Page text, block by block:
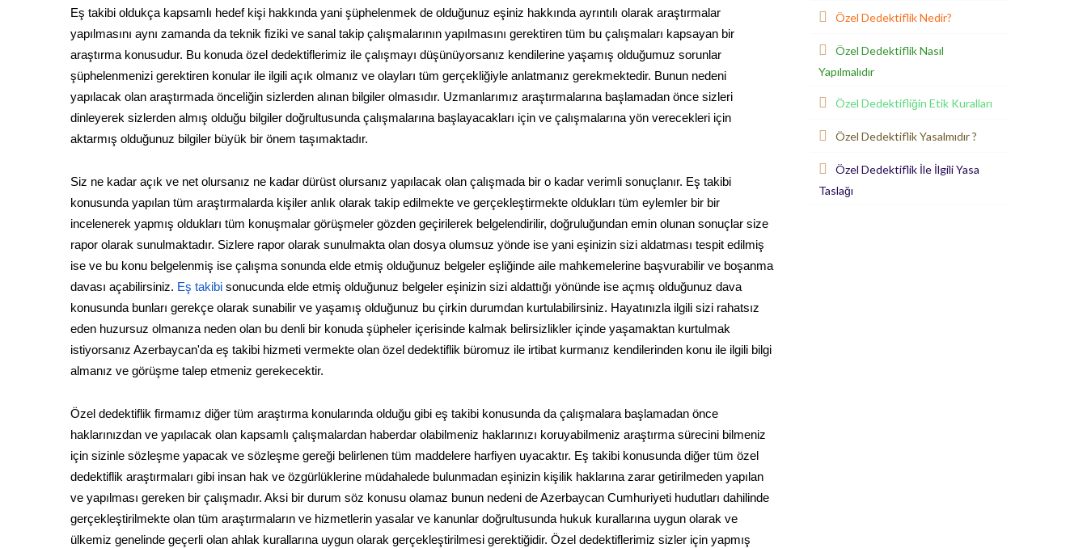
Eş takibi oldukça kapsamlı hedef kişi hakkında yani şüphelenmek de olduğunuz eşiniz hakkında ayrıntılı olarak araştırmalar
yapılmasını aynı zamanda da teknik fiziki ve sanal takip çalışmalarının yapılmasını gerektiren tüm bu çalışmaları kapsayan bir
araştırma konusudur. Bu konuda özel dedektiflerimiz ile çalışmayı düşünüyorsanız kendilerine yaşamış olduğumuz sorunlar
şüphelenmenizi gerektiren konular ile ilgili açık olmanız ve olayları tüm gerçekliğiyle anlatmanız gerekmektedir. Bunun nedeni
yapılacak olan araştırmada önceliğin sizlerden alınan bilgiler olmasıdır. Uzmanlarımız araştırmalarına başlamadan önce sizleri
dinleyerek sizlerden almış olduğu bilgiler doğrultusunda çalışmalarına başlayacakları için ve çalışmalarına yön verecekleri için
aktarmış olduğunuz bilgiler büyük bir önem taşımaktadır.
Siz ne kadar açık ve net olursanız ne kadar dürüst olursanız yapılacak olan çalışmada bir o kadar verimli sonuçlanır. Eş takibi
konusunda yapılan tüm araştırmalarda kişiler anlık olarak takip edilmekte ve gerçekleştirmekte oldukları tüm eylemler bir bir
incelenerek yapmış oldukları tüm konuşmalar görüşmeler gözden geçirilerek belgelendirilir, doğruluğundan emin olunan sonuçlar size
rapor olarak sunulmaktadır. Sizlere rapor olarak sunulmakta olan dosya olumsuz yönde ise yani eşinizin sizi aldatması tespit edilmiş
ise ve bu konu belgelenmiş ise çalışma sonunda elde etmiş olduğunuz belgeler eşliğinde aile mahkemelerine başvurabilir ve boşanma
davası açabilirsiniz. Eş takibi sonucunda elde etmiş olduğunuz belgeler eşinizin sizi aldattığı yönünde ise açmış olduğunuz dava
konusunda bunları gerekçe olarak sunabilir ve yaşamış olduğunuz bu çirkin durumdan kurtulabilirsiniz. Hayatınızla ilgili sizi rahatsız
eden huzursuz olmanıza neden olan bu denli bir konuda şüpheler içerisinde kalmak belirsizlikler içinde yaşamaktan kurtulmak
istiyorsanız Azerbaycan'da eş takibi hizmeti vermekte olan özel dedektiflik büromuz ile irtibat kurmanız kendilerinden konu ile ilgili bilgi
almanız ve görüşme talep etmeniz gerekecektir.
Özel dedektiflik firmamız diğer tüm araştırma konularında olduğu gibi eş takibi konusunda da çalışmalara başlamadan önce
haklarınızdan ve yapılacak olan kapsamlı çalışmalardan haberdar olabilmeniz haklarınızı koruyabilmeniz araştırma sürecini bilmeniz
için sizinle sözleşme yapacak ve sözleşme gereği belirlenen tüm maddelere harfiyen uyacaktır. Eş takibi konusunda diğer tüm özel
dedektiflik araştırmaları gibi insan hak ve özgürlüklerine müdahalede bulunmadan eşinizin kişilik haklarına zarar getirilmeden yapılan
ve yapılması gereken bir çalışmadır. Aksi bir durum söz konusu olamaz bunun nedeni de Azerbaycan Cumhuriyeti hudutları dahilinde
gerçekleştirilmekte olan tüm araştırmaların ve hizmetlerin yasalar ve kanunlar doğrultusunda hukuk kurallarına uygun olarak ve
ülkemiz genelinde geçerli olan ahlak kurallarına uygun olarak gerçekleştirilmesi gerektiğidir. Özel dedektiflerimiz sizler için yapmış
Özel Dedektiflik Nedir?
Özel Dedektiflik Nasıl
Yapılmalıdır
Özel Dedektifliğin Etik Kuralları
Özel Dedektiflik Yasalmıdır ?
Özel Dedektiflik İle İlgili Yasa
Taslağı